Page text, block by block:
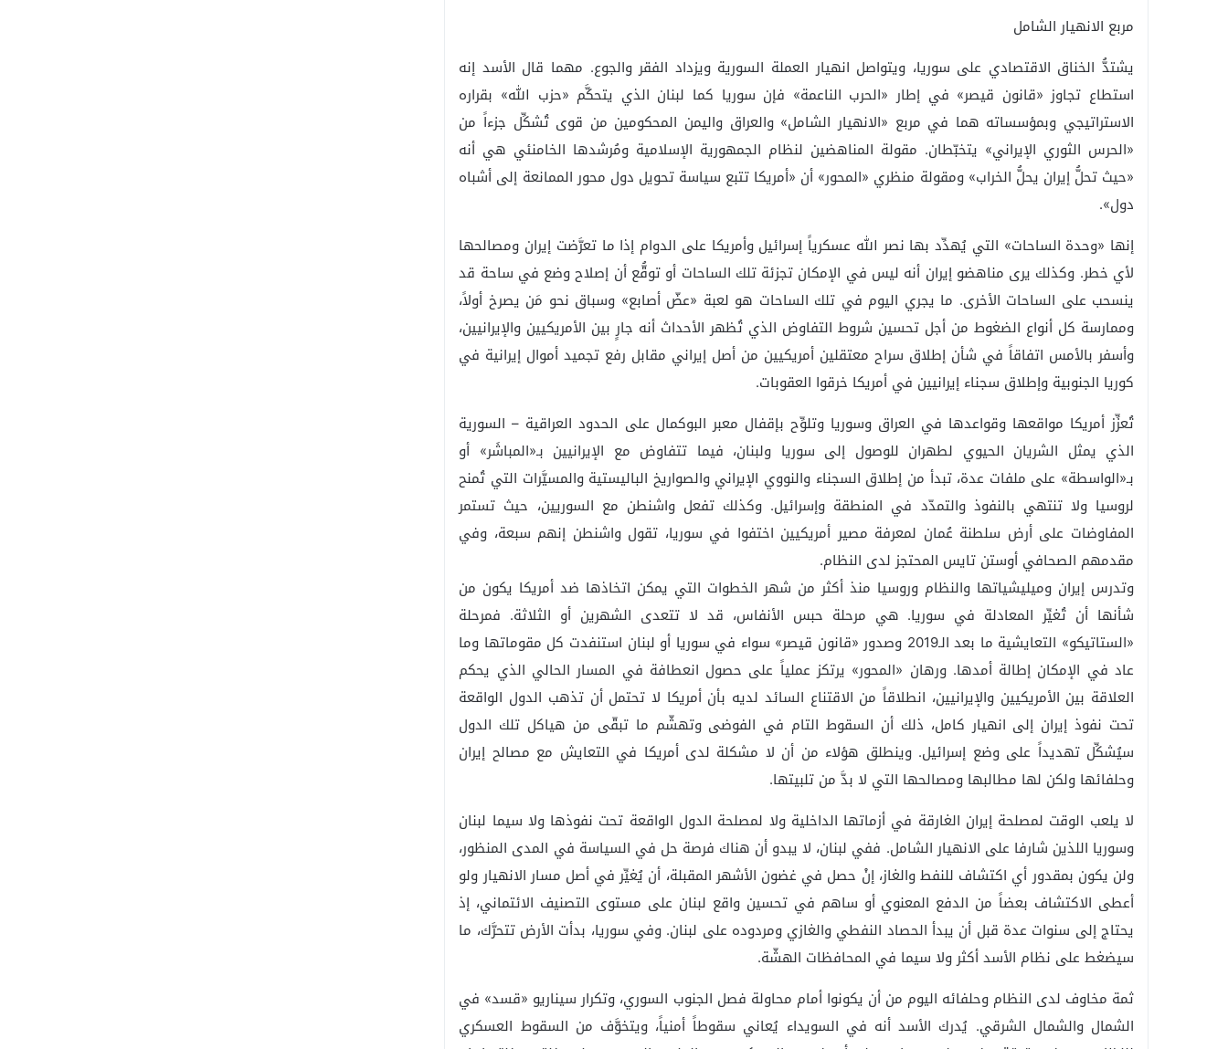
مربع الانهيار الشامل
يشتدُّ الخناق الاقتصادي على سوريا، ويتواصل انهيار العملة السورية ويزداد الفقر والجوع. مهما قال الأسد إنه
استطاع تجاوز «قانون قيصر» في إطار «الحرب الناعمة» فإن سوريا كما لبنان الذي يتحكَّم «حزب الله» بقراره
الاستراتيجي وبمؤسساته هما في مربع «الانهيار الشامل» والعراق واليمن المحكومين من قوى تُشكِّل جزءاً من
«الحرس الثوري الإيراني» يتخبّطان. مقولة المناهضين لنظام الجمهورية الإسلامية ومُرشدها الخامنئي هي أنه
«حيث تحلُّ إيران يحلُّ الخراب» ومقولة منظري «المحور» أن «أمريكا تتبع سياسة تحويل دول محور الممانعة إلى أشباه
دول».
إنها «وحدة الساحات» التي يُهدِّد بها نصر الله عسكرياً إسرائيل وأمريكا على الدوام إذا ما تعرَّضت إيران ومصالحها
لأي خطر. وكذلك يرى مناهضو إيران أنه ليس في الإمكان تجزئة تلك الساحات أو توقُّع أن إصلاح وضع في ساحة قد
ينسحب على الساحات الأخرى. ما يجري اليوم في تلك الساحات هو لعبة «عضّ أصابع» وسباق نحو مَن يصرخ أولاً،
وممارسة كل أنواع الضغوط من أجل تحسين شروط التفاوض الذي تُظهر الأحداث أنه جارٍ بين الأمريكيين والإيرانيين،
وأسفر بالأمس اتفاقاً في شأن إطلاق سراح معتقلين أمريكيين من أصل إيراني مقابل رفع تجميد أموال إيرانية في
كوريا الجنوبية وإطلاق سجناء إيرانيين في أمريكا خرقوا العقوبات.
تُعزِّز أمريكا مواقعها وقواعدها في العراق وسوريا وتلوِّح بإقفال معبر البوكمال على الحدود العراقية – السورية
الذي يمثل الشريان الحيوي لطهران للوصول إلى سوريا ولبنان، فيما تتفاوض مع الإيرانيين بـ«المباشَر» أو
بـ«الواسطة» على ملفات عدة، تبدأ من إطلاق السجناء والنووي الإيراني والصواريخ الباليستية والمسيَّرات التي تُمنح
لروسيا ولا تنتهي بالنفوذ والتمدّد في المنطقة وإسرائيل. وكذلك تفعل واشنطن مع السوريين، حيث تستمر
المفاوضات على أرض سلطنة عُمان لمعرفة مصير أمريكيين اختفوا في سوريا، تقول واشنطن إنهم سبعة، وفي
مقدمهم الصحافي أوستن تايس المحتجز لدى النظام.
وتدرس إيران وميليشياتها والنظام وروسيا منذ أكثر من شهر الخطوات التي يمكن اتخاذها ضد أمريكا يكون من
شأنها أن تُغيِّر المعادلة في سوريا. هي مرحلة حبس الأنفاس، قد لا تتعدى الشهرين أو الثلاثة. فمرحلة
«الستاتيكو» التعايشية ما بعد الـ2019 وصدور «قانون قيصر» سواء في سوريا أو لبنان استنفدت كل مقوماتها وما
عاد في الإمكان إطالة أمدها. ورهان «المحور» يرتكز عملياً على حصول انعطافة في المسار الحالي الذي يحكم
العلاقة بين الأمريكيين والإيرانيين، انطلاقاً من الاقتناع السائد لديه بأن أمريكا لا تحتمل أن تذهب الدول الواقعة
تحت نفوذ إيران إلى انهيار كامل، ذلك أن السقوط التام في الفوضى وتهشّم ما تبقّى من هياكل تلك الدول
سيُشكِّل تهديداً على وضع إسرائيل. وينطلق هؤلاء من أن لا مشكلة لدى أمريكا في التعايش مع مصالح إيران
وحلفائها ولكن لها مطالبها ومصالحها التي لا بدَّ من تلبيتها.
لا يلعب الوقت لمصلحة إيران الغارقة في أزماتها الداخلية ولا لمصلحة الدول الواقعة تحت نفوذها ولا سيما لبنان
وسوريا اللذين شارفا على الانهيار الشامل. ففي لبنان، لا يبدو أن هناك فرصة حل في السياسة في المدى المنظور،
ولن يكون بمقدور أي اكتشاف للنفط والغاز، إنْ حصل في غضون الأشهر المقبلة، أن يُغيِّر في أصل مسار الانهيار ولو
أعطى الاكتشاف بعضاً من الدفع المعنوي أو ساهم في تحسين واقع لبنان على مستوى التصنيف الائتماني، إذ
يحتاج إلى سنوات عدة قبل أن يبدأ الحصاد النفطي والغازي ومردوده على لبنان. وفي سوريا، بدأت الأرض تتحرَّك، ما
سيضغط على نظام الأسد أكثر ولا سيما في المحافظات الهشّة.
ثمة مخاوف لدى النظام وحلفائه اليوم من أن يكونوا أمام محاولة فصل الجنوب السوري، وتكرار سيناريو «قسد» في
الشمال والشمال الشرقي. يُدرك الأسد أنه في السويداء يُعاني سقوطاً أمنياً، ويتخوَّف من السقوط العسكري